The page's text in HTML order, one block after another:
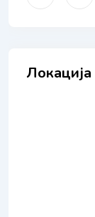
Локација